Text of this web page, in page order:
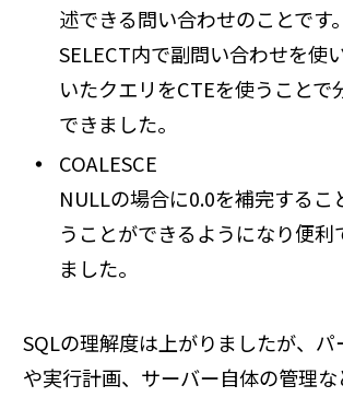
述できる問い合わせのことです。
SELECT内で副問い合わせを使
いたクエリをCTEを使うことで
できました。
COALESCE
NULLの場合に0.0を補完するこ
うことができるようになり便利
ました。
SQLの理解度は上がりましたが、パ
や実行計画、サーバー自体の管理